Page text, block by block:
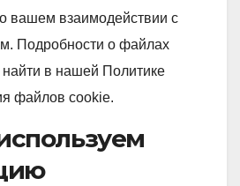
вашем взаимодействии с
Подробности о файлах
в нашей Политике
файлов cookie.